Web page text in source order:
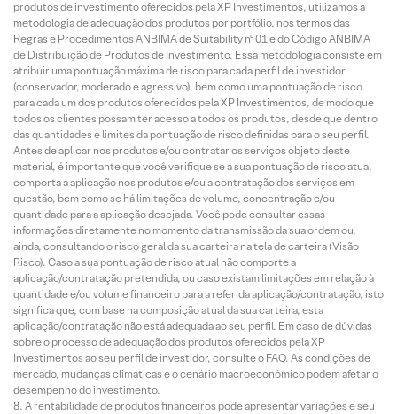
produtos de investimento oferecidos pela XP Investimentos, utilizamos a
metodologia de adequação dos produtos por portfólio, nos termos das
Regras e Procedimentos ANBIMA de Suitability nº 01 e do Código ANBIMA
de Distribuição de Produtos de Investimento. Essa metodologia consiste em
atribuir uma pontuação máxima de risco para cada perfil de investidor
(conservador, moderado e agressivo), bem como uma pontuação de risco
para cada um dos produtos oferecidos pela XP Investimentos, de modo que
todos os clientes possam ter acesso a todos os produtos, desde que dentro
das quantidades e limites da pontuação de risco definidas para o seu perfil.
Antes de aplicar nos produtos e/ou contratar os serviços objeto deste
material, é importante que você verifique se a sua pontuação de risco atual
comporta a aplicação nos produtos e/ou a contratação dos serviços em
questão, bem como se há limitações de volume, concentração e/ou
quantidade para a aplicação desejada. Você pode consultar essas
informações diretamente no momento da transmissão da sua ordem ou,
ainda, consultando o risco geral da sua carteira na tela de carteira (Visão
Risco). Caso a sua pontuação de risco atual não comporte a
aplicação/contratação pretendida, ou caso existam limitações em relação à
quantidade e/ou volume financeiro para a referida aplicação/contratação, isto
significa que, com base na composição atual da sua carteira, esta
aplicação/contratação não está adequada ao seu perfil. Em caso de dúvidas
sobre o processo de adequação dos produtos oferecidos pela XP
Investimentos ao seu perfil de investidor, consulte o FAQ. As condições de
mercado, mudanças climáticas e o cenário macroeconômico podem afetar o
desempenho do investimento.
A rentabilidade de produtos financeiros pode apresentar variações e seu